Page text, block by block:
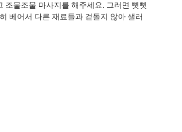
물조물 마사지를 해주세요. 그러면 뻣뻣
베어서 다른 재료들과 겉돌지 않아 샐러